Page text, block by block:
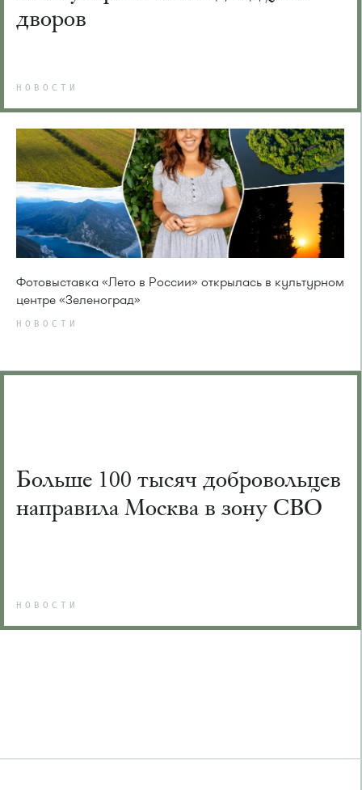
дворов
НОВОСТИ
Фотовыставка «Лето в России» открылась в культурном
центре «Зеленоград»
НОВОСТИ
Больше 100 тысяч добровольцев
направила Москва в зону СВО
НОВОСТИ